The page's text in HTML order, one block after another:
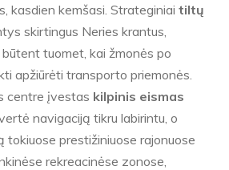
kasdien kemšasi. Strateginiai tiltų
skirtingus Neries krantus,
tuomet, kai žmonės po
apžiūrėti transporto priemonės.
centre įvestas kilpinis eismas
navigaciją tikru labirintu, o
tokiuose prestižiniuose rajonuose
rekreacinėse zonose,